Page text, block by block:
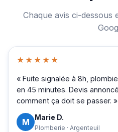
Chaque avis ci-dessous
★★★★★
« Fuite signalée à 8h,
en 45 minutes. Devis
comment ça doit se passer. »
M Marie D.
Plomberie · Argenteuil